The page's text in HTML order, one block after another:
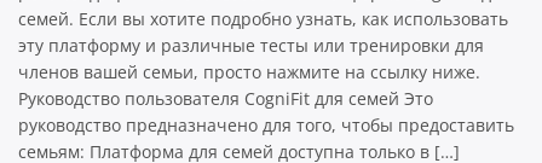
семей. Если вы хотите подробно узнать, как использовать
эту платформу и различные тесты или тренировки для
членов вашей семьи, просто нажмите на ссылку ниже.
Руководство пользователя CogniFit для семей Это
руководство предназначено для того, чтобы предоставить
семьям: Платформа для семей доступна только в […]